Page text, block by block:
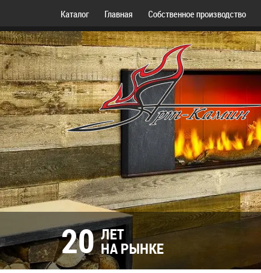
Каталог Главная Собственное производство
20 ЛЕТ
НА РЫНКЕ